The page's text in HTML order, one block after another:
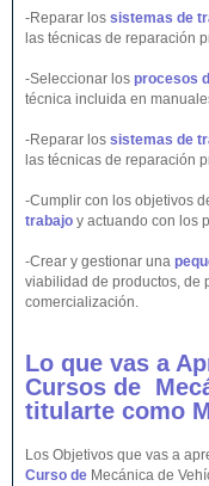
-Reparar los sistemas de
las técnicas de reparación
-Seleccionar los procesos
técnica incluida en
-Reparar los sistemas de
las técnicas de reparación
-Cumplir con los objetivos
trabajo y actuando con los
-Crear y gestionar una
viabilidad de productos, de
comercialización.
Lo que vas a
Cursos de
titularte como
Los Objetivos que vas a
Curso de Mecánica de